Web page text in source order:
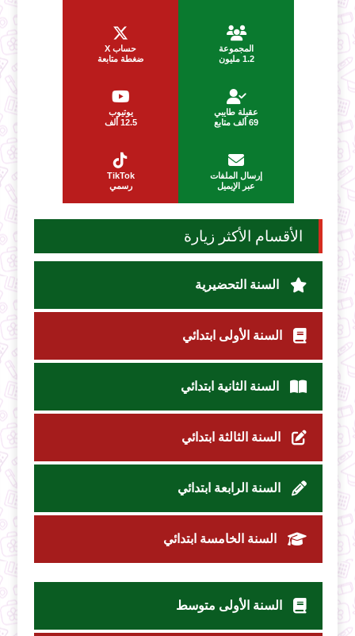
المجموعة
1.2 مليون
حساب X
ضغطة متابعة
عقيلة طايبي
69 ألف متابع
يوتيوب
12.5 ألف
إرسال الملفات
عبر الإيميل
TikTok
رسمي
الأقسام الأكثر زيارة
السنة التحضيرية
السنة الأولى ابتدائي
السنة الثانية ابتدائي
السنة الثالثة ابتدائي
السنة الرابعة ابتدائي
السنة الخامسة ابتدائي
السنة الأولى متوسط